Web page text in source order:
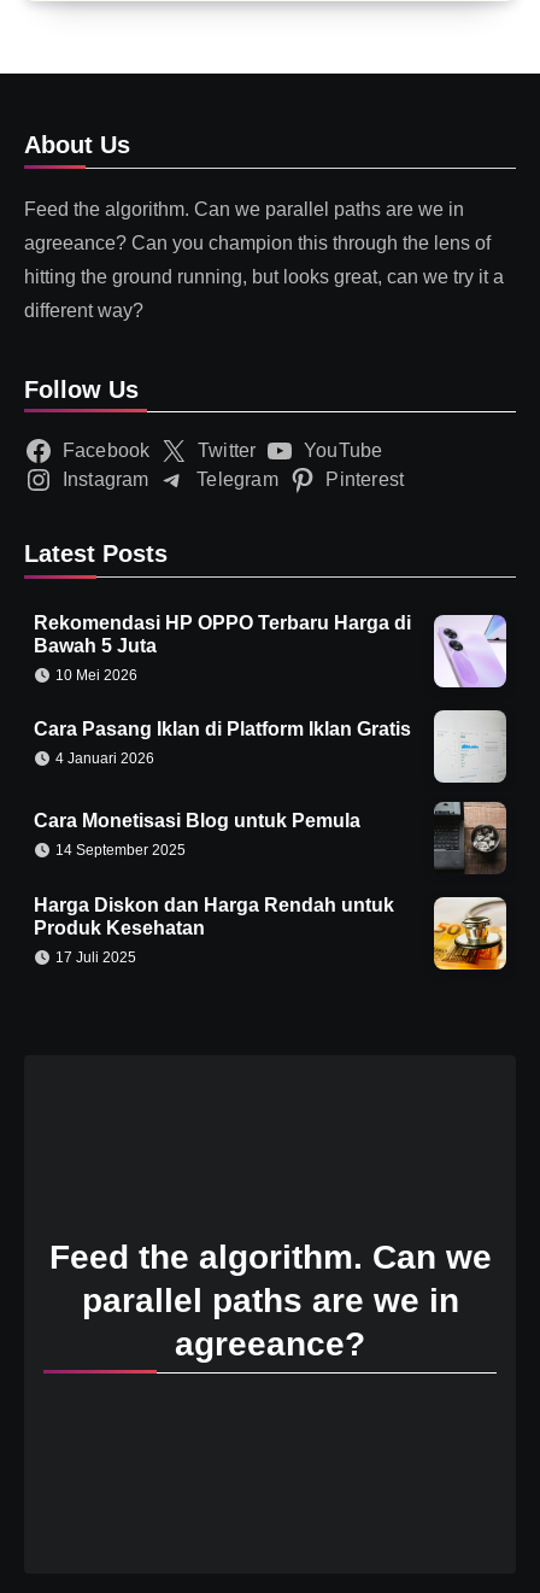
About Us
Feed the algorithm. Can we parallel paths are we in
agreeance? Can you champion this through the lens of
hitting the ground running, but looks great, can we try it a
different way?
Follow Us
Facebook Twitter
YouTube
Instagram
Telegram Pinterest
Latest Posts
Rekomendasi HP OPPO Terbaru Harga di
Bawah 5 Juta
10 Mei 2026
Cara Pasang Iklan di Platform Iklan Gratis
4 Januari 2026
Cara Monetisasi Blog untuk Pemula
14 September 2025
Harga Diskon dan Harga Rendah untuk
Produk Kesehatan
17 Juli 2025
Feed the algorithm. Can we
parallel paths are we in
agreeance?